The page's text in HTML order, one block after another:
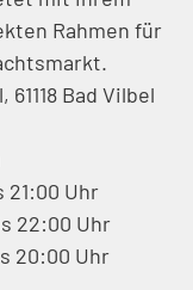
Rahmen für
Bad Vilbel
21:00 Uhr
22:00 Uhr
20:00 Uhr